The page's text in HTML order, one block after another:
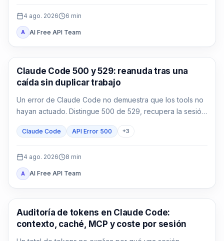
4 ago. 2026 6 min
A AI Free API Team
Claude Code
Claude Code 500 y 529: reanuda tras una
caída sin duplicar trabajo
Un error de Claude Code no demuestra que los tools no
hayan actuado. Distingue 500 de 529, recupera la sesión
Claude Code API Error 500 +3
4 ago. 2026 8 min
A AI Free API Team
Claude Code
Auditoría de tokens en Claude Code:
contexto, caché, MCP y coste por sesión